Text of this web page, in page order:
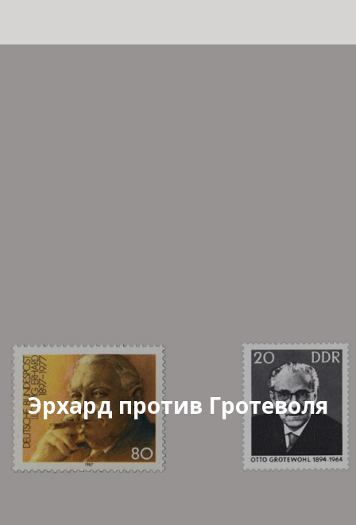
Эрхард против Гротеволя